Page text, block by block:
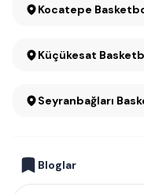
Kocatepe
Küçükesat
Bloglar